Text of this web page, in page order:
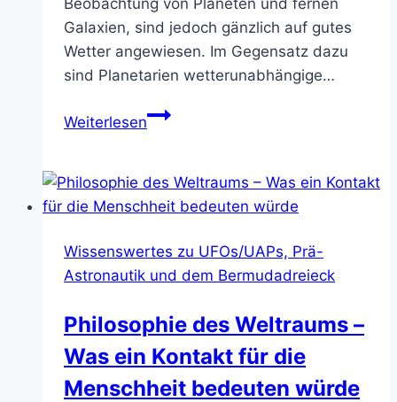
Galaxien, sind jedoch gänzlich auf gutes
Wetter angewiesen. Im Gegensatz dazu
sind Planetarien wetterunabhängige…
WeiterlesenSternwarten
–
Vom
bis
zur
Wissenswertes zu UFOs/UAPs, Prä-
Astronautik und dem Bermudadreieck
Philosophie des Weltraums –
Was ein Kontakt für die
Menschheit bedeuten würde